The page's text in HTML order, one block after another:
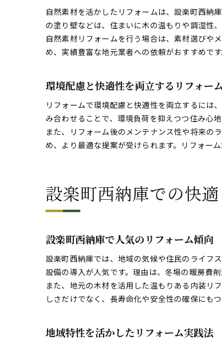
自然素材を活かしたリフォームは、設楽町西納
の塗り壁などは、住まいに木の温もりや調湿性
自然素材リフォームを行う場合は、素材選びや
め、実績豊富な地元業者への依頼がおすすめで
環境配慮と快適性を両立するリフォー
リフォームで環境配慮と快適性を両立するには
み合わせることで、環境負荷を抑えつつ住み心
また、リフォーム後のメンテナンス性や将来の
め、より最適な提案が受けられます。リフォー
設楽町西納庫での快
設楽町西納庫で人気のリフォーム傾向
設楽町西納庫では、地域の気候や住民のライフ
設備の導入が人気です。理由は、冬場の暖房費
また、地元の木材を活用した温もりある内装リ
しさだけでなく、長寿命化や安全性の確保にも
地域特性を活かしたリフォーム実践法